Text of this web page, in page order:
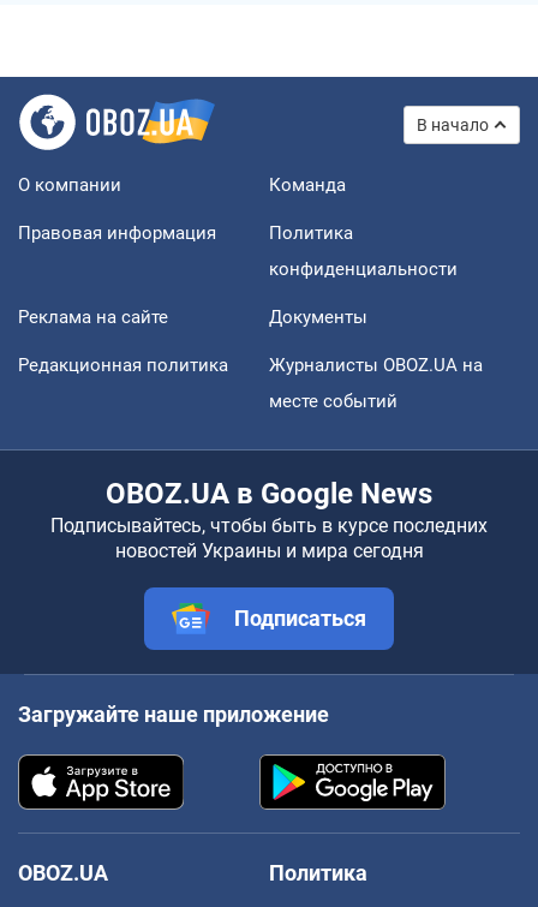
В начало
О компании Команда
Правовая информация
Политика
конфиденциальности
Реклама на сайте Документы
Редакционная политика
Журналисты OBOZ.UA на
месте событий
OBOZ.UA в Google News
Подписывайтесь, чтобы быть в курсе последних
новостей Украины и мира сегодня
Подписаться
Загружайте наше приложение
OBOZ.UA
Политика